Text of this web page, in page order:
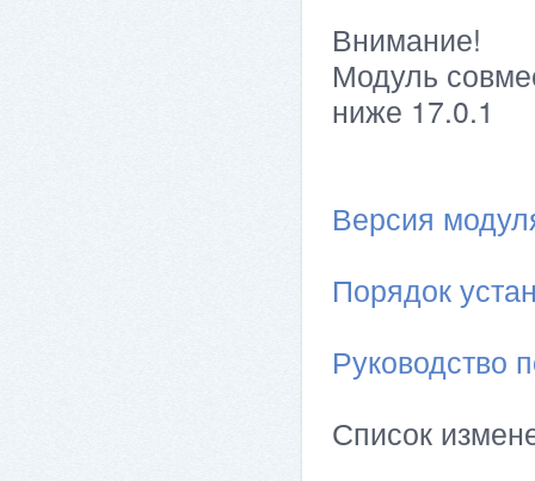
Внимание!
Модуль
ниже 17.0.1
Версия
Порядок
Руководство
Список